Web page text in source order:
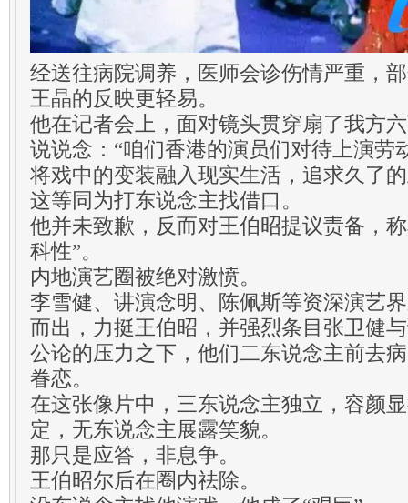
经送往病院调养，医师会诊伤情严重，
王晶的反映更轻易。
他在记者会上，面对镜头贯穿扇了我方
说说念：“咱们香港的演员们对待上演劳
将戏中的变装融入现实生活，追求久了
这等同为打东说念主找借口。
他并未致歉，反而对王伯昭提议责备，
科性”。
内地演艺圈被绝对激愤。
李雪健、讲演念明、陈佩斯等资深演艺
而出，力挺王伯昭，并强烈条目张卫健
公论的压力之下，他们二东说念主前去
眷恋。
在这张像片中，三东说念主独立，容颜
定，无东说念主展露笑貌。
那只是应答，非息争。
王伯昭尔后在圈内祛除。